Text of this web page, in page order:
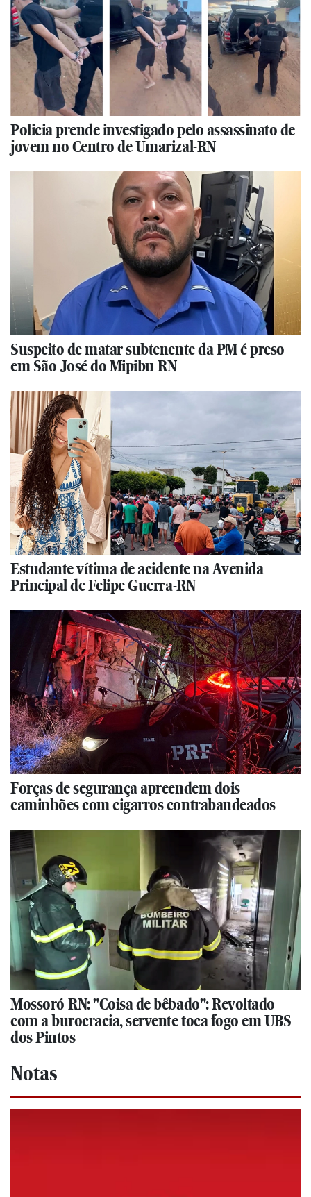
Policia prende investigado pelo assassinato de
jovem no Centro de Umarizal-RN
Suspeito de matar subtenente da PM é preso
em São José do Mipibu-RN
Estudante vítima de acidente na Avenida
Principal de Felipe Guerra-RN
Forças de segurança apreendem dois
caminhões com cigarros contrabandeados
Mossoró-RN: "Coisa de bêbado": Revoltado
com a burocracia, servente toca fogo em UBS
dos Pintos
Notas